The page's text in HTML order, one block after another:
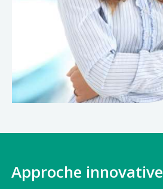
Approche innovative